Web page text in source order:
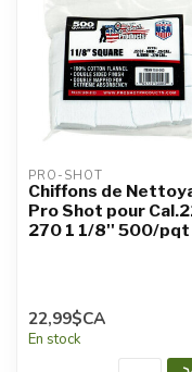
PRO-SHOT
Chiffons de
Pro Shot pour
270 1 1/8'' 500/pqt
22,99$CA
En stock